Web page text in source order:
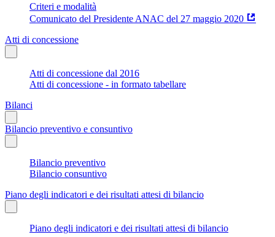
Criteri e modalità
Comunicato del Presidente ANAC del 27 maggio 2020
Atti di concessione
Atti di concessione dal 2016
Atti di concessione - in formato tabellare
Bilanci
Bilancio preventivo e consuntivo
Bilancio preventivo
Bilancio consuntivo
Piano degli indicatori e dei risultati attesi di bilancio
Piano degli indicatori e dei risultati attesi di bilancio